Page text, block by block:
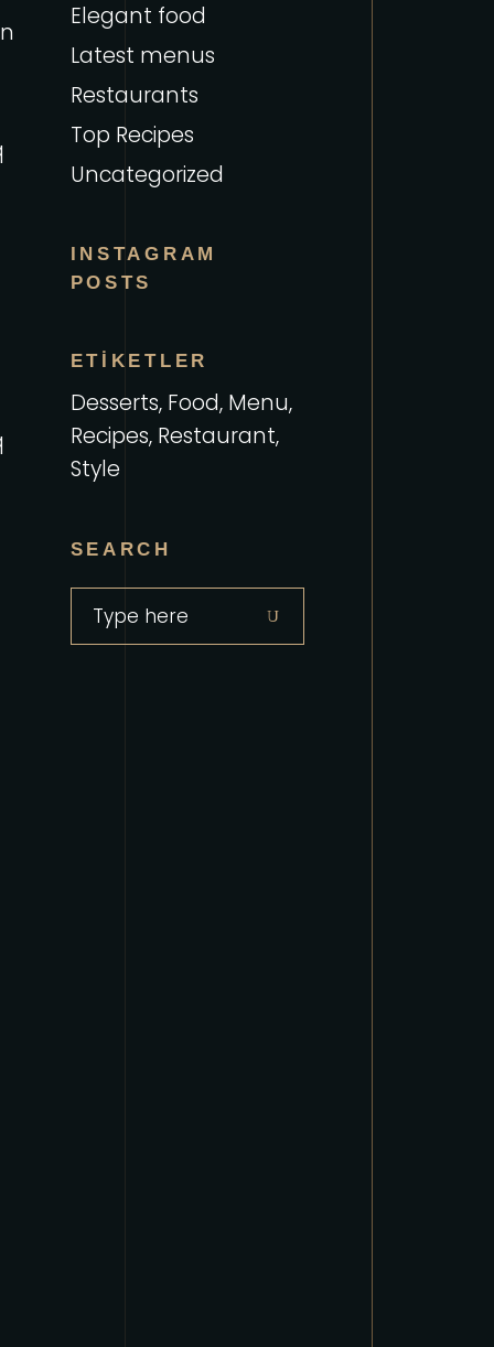
Elegant food
Latest menus
Restaurants
Top Recipes
Uncategorized
INSTAGRAM
POSTS
ETIKETLER
Desserts Food Menu
Recipes Restaurant
Style
SEARCH